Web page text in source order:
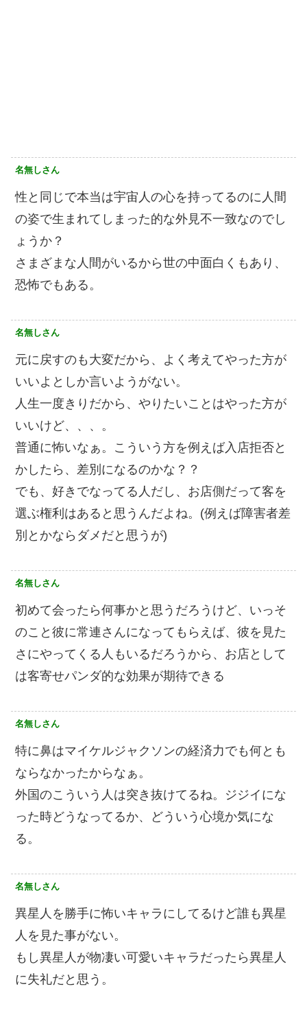
名無しさん
性と同じで本当は宇宙人の心を持ってるのに人間
の姿で生まれてしまった的な外見不一致なのでし
ょうか？
さまざまな人間がいるから世の中面白くもあり、
恐怖でもある。
名無しさん
元に戻すのも大変だから、よく考えてやった方が
いいよとしか言いようがない。
人生一度きりだから、やりたいことはやった方が
いいけど、、、。
普通に怖いなぁ。こういう方を例えば入店拒否と
かしたら、差別になるのかな？？
でも、好きでなってる人だし、お店側だって客を
選ぶ権利はあると思うんだよね。(例えば障害者差
別とかならダメだと思うが)
名無しさん
初めて会ったら何事かと思うだろうけど、いっそ
のこと彼に常連さんになってもらえば、彼を見た
さにやってくる人もいるだろうから、お店として
は客寄せパンダ的な効果が期待できる
名無しさん
特に鼻はマイケルジャクソンの経済力でも何とも
ならなかったからなぁ。
外国のこういう人は突き抜けてるね。ジジイにな
った時どうなってるか、どういう心境か気にな
る。
名無しさん
異星人を勝手に怖いキャラにしてるけど誰も異星
人を見た事がない。
もし異星人が物凄い可愛いキャラだったら異星人
に失礼だと思う。